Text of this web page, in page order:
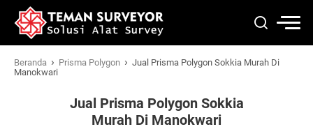
Beranda › Prisma Polygon › Jual Prisma Polygon Sokkia Murah Di
Manokwari
Jual Prisma Polygon Sokkia
Murah Di Manokwari